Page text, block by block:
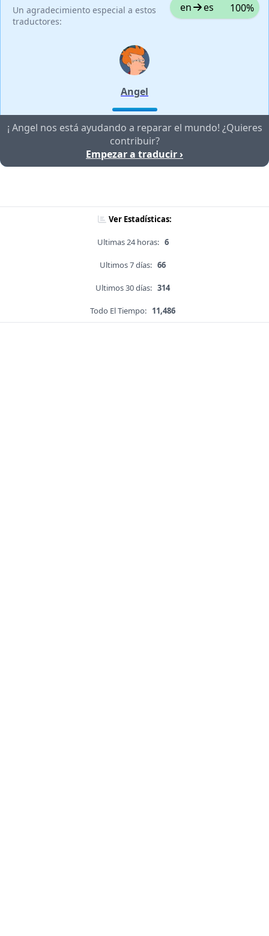
Un agradecimiento especial a estos
traductores:
en es 100%
Angel
¡ Angel nos está ayudando a reparar el mundo! ¿Quieres
contribuir?
Empezar a traducir ›
Ver Estadísticas:
Ultimas 24 horas: 6
Ultimos 7 días: 66
Ultimos 30 días: 314
Todo El Tiempo: 11,486